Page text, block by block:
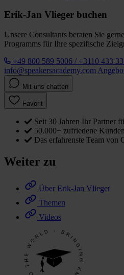
Erik-Jan Vlieger buchen
Unsere Consultants beraten Sie
Programms für Ihre spezifische
+49 800 589 5006 / +3110 433
info@speakersacademy.com
Mit uns chatten
Favorit
Seit 30 Jahren Ihr Partner
50.000+ zufriedene
Das erfahrenste Team von
Weiter zu
Über Erik-Jan Vlieger
Themen
Videos